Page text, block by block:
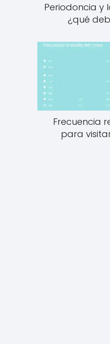
Periodoncia y
¿qué
Frecuencia
para